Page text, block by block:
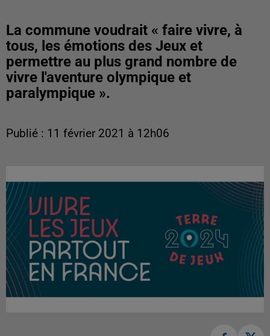
La commune voudrait « faire vivre, à
tous, les émotions des Jeux et
permettre au plus grand nombre de
vivre l'aventure olympique et
paralympique ».
Publié : 11 février 2021 à 12h06